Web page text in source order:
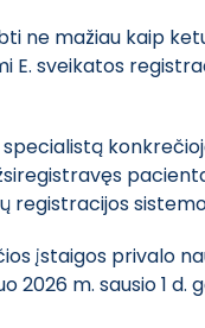
ne mažiau kaip
sveikatos
registracijos
įstaigos privalo
m. sausio 1